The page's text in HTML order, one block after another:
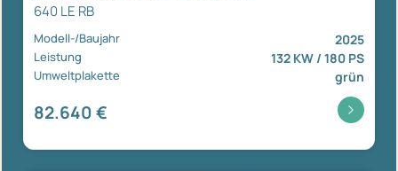
640 LE RB
Modell-/Baujahr 2025
Leistung 132 KW / 180 PS
Umweltplakette grün
82.640 €